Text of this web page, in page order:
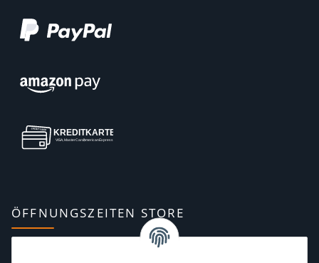
ÖFFNUNGSZEITEN STORE
10:00–13:00, 14:00–18:00 Uhr